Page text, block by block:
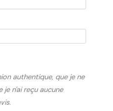
authentique, que je ne
n'ai reçu aucune